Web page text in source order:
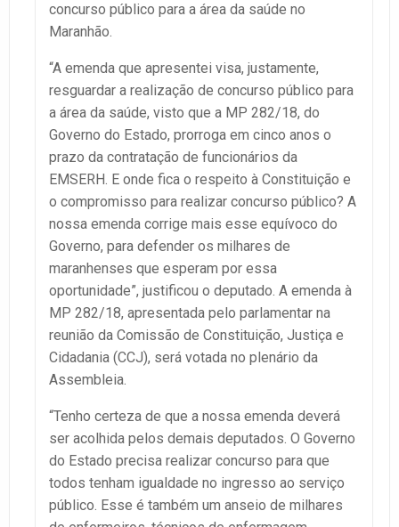
concurso público para a área da saúde no
Maranhão.
“A emenda que apresentei visa, justamente,
resguardar a realização de concurso público para
a área da saúde, visto que a MP 282/18, do
Governo do Estado, prorroga em cinco anos o
prazo da contratação de funcionários da
EMSERH. E onde fica o respeito à Constituição e
o compromisso para realizar concurso público? A
nossa emenda corrige mais esse equívoco do
Governo, para defender os milhares de
maranhenses que esperam por essa
oportunidade”, justificou o deputado. A emenda à
MP 282/18, apresentada pelo parlamentar na
reunião da Comissão de Constituição, Justiça e
Cidadania (CCJ), será votada no plenário da
Assembleia.
“Tenho certeza de que a nossa emenda deverá
ser acolhida pelos demais deputados. O Governo
do Estado precisa realizar concurso para que
todos tenham igualdade no ingresso ao serviço
público. Esse é também um anseio de milhares